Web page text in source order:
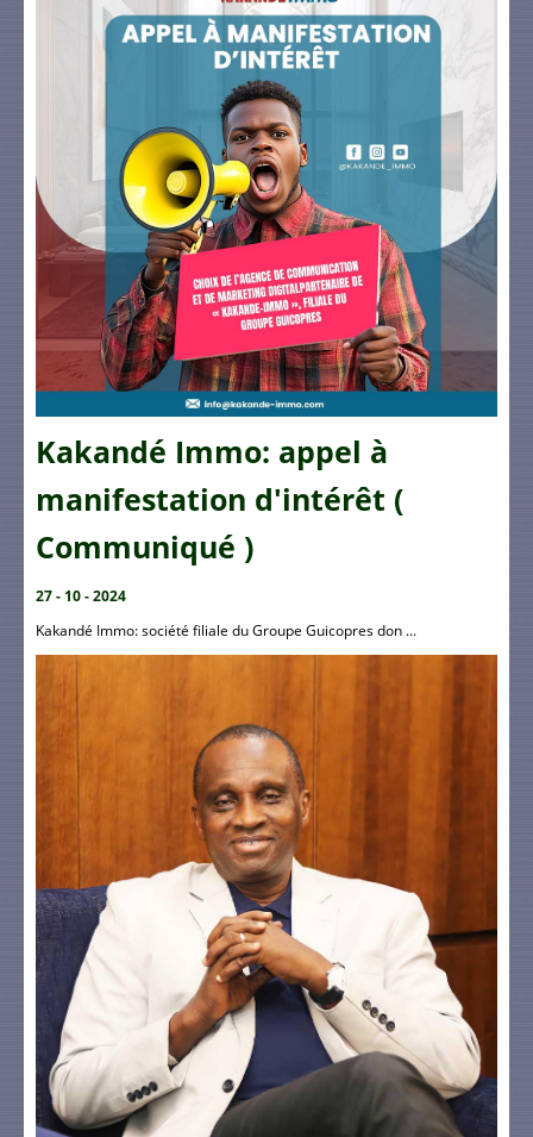
Kakandé Immo: appel à
manifestation d'intérêt (
Communiqué )
27 - 10 - 2024
Kakandé Immo: société filiale du Groupe Guicopres don ...